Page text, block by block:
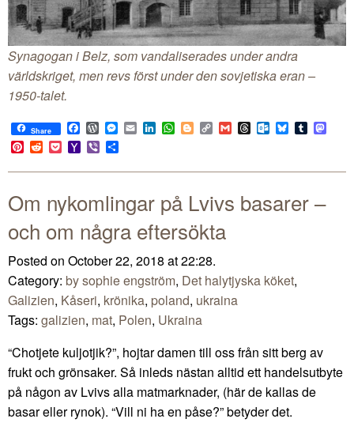
Synagogan i Belz, som vandaliserades under andra
världskriget, men revs först under den sovjetiska eran –
1950-talet.
Share Facebook
WordPress
Messenger
EmailLinkedIn
WhatsApp
BloggerCopy
Link
GmailThreadsOutlook.com
BlueskyTumblr
Pinterest
RedditPocketYahoo
Mail
Viber
Om nykomlingar på Lvivs basarer –
och om några eftersökta
Posted on October 22, 2018 at 22:28.
Category: by sophie engström, Det halytjyska köket,
Galizien, Kåseri, krönika, poland, ukraina
Tags: galizien, mat, Polen, Ukraina
“Chotjete kuljotjik?”, hojtar damen till oss från sitt berg av
frukt och grönsaker. Så inleds nästan alltid ett handelsutbyte
på någon av Lvivs alla matmarknader, (här de kallas de
basar eller rynok). “Vill ni ha en påse?” betyder det.